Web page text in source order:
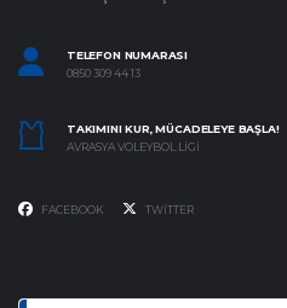
TELEFON NUMARASI
0850 309 44 13
TAKIMINI KUR, MÜCADELEYE BAŞLA!
AVRASYA VOLEYBOL LIGI
FACEBOOK TWITTER